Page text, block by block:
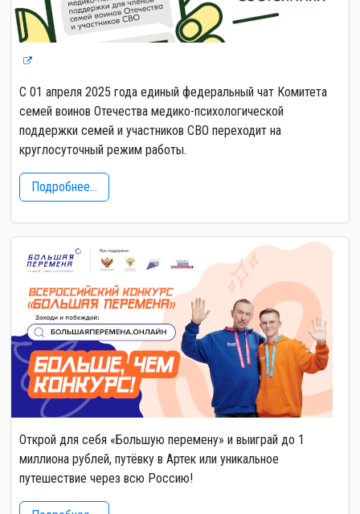
С 01 апреля 2025 года единый федеральный чат Комитета
семей воинов Отечества медико-психологической
поддержки семей и участников СВО переходит на
круглосуточный режим работы.
Подробнее...
Открой для себя «Большую перемену» и выиграй до 1
миллиона рублей, путёвку в Артек или уникальное
путешествие через всю Россию!